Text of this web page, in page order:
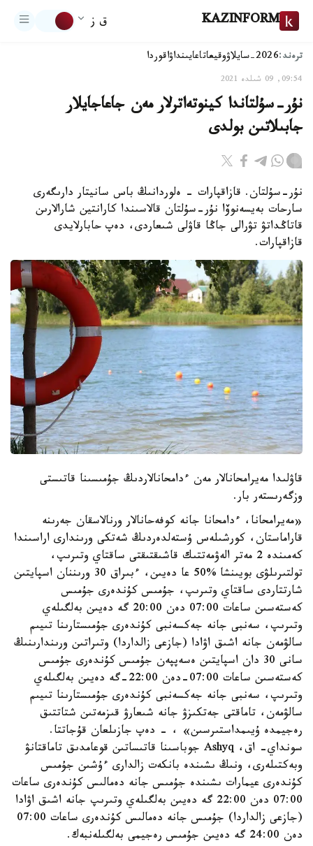
KAZINFORM ق ز
ترەند:2026-سايلاۋ وقيعاتاعايىنداۋاقوردا
09:54, 09 شىلدە 2021
نۇر-سۇلتاندا كينوتەاترلار مەن جاعاجايلار
جابىلاتىن بولدى
نۇر-سۇلتان. قازاقپارات - ەلوردانىڭ باس سانيتار دارىگەرى
سارحات بەيسەنوۆا نۇر-سۇلتان قالاسىندا كارانتين شارالارىن
قاتاڭداتۋ تۋرالى جاڭا قاۋلى شىعاردى، دەپ حابارلايدى
قازاقپارات.
قاۋلىدا مەيرامحانالار مەن ءدامحانالاردىڭ جۇمىسىنا قاتىستى
وزگەرىستەر بار.
«مەيرامحانا، ءدامحانا جانە كوفەحانالار ورنالاسقان جەرىنە
قاراماستان، كورشىلەس ۇستەلدەردىڭ شەتكى ورىندارى اراسىندا
كەمىندە 2 مەتر الەۋمەتتىك قاشىقتىقتى ساقتاي وتىرىپ،
تولتىرىلۋى بويىنشا %50 عا دەيىن، ءبىراق 30 ورىننان اسپايتىن
شارتتاردى ساقتاي وتىرىپ، جۇمىس كۇندەرى جۇمىس
كەستەسىن ساعات 07:00 دەن 20:00 گە دەيىن بەلگىلەي
وتىرىپ، سەنبى جانە جەكسەنبى كۇندەرى جۇمىستارىنا تىيىم
سالۋمەن جانە اشىق اۋادا (جازعى زالداردا) وتىراتىن ورىندارىنىڭ
سانى 30 دان اسپايتىن ەسەپپەن جۇمىس كۇندەرى جۇمىس
كەستەسىن ساعات 07:00-دەن 22:00-گە دەيىن بەلگىلەي
وتىرىپ، سەنبى جانە جەكسەنبى كۇندەرى جۇمىستارىنا تىيىم
سالۋمەن، تاماقتى جەتكىزۋ جانە شىعارۋ قىزمەتىن شتاتتىق
رەجيمدە ۇيىمداستىرسىن» ، - دەپ جازىلعان قۇجاتتا.
سونداي- اق، Ashyq جوباسىنا قاتىساتىن قوعامدىق تاماقتانۋ
وبەكتىلەرى، ونىڭ ىشىندە بانكەت زالدارى ءۇشىن جۇمىس
كۇندەرى عيمارات ىشىندە جۇمىس جانە دەمالىس كۇندەرى ساعات
07:00 دەن 22:00 گە دەيىن بەلگىلەي وتىرىپ جانە اشىق اۋادا
(جازعى زالداردا) جۇمىس جانە دەمالىس كۇندەرى ساعات 07:00
دەن 24:00 گە دەيىن جۇمىس رەجيمى بەلگىلەنبەك.